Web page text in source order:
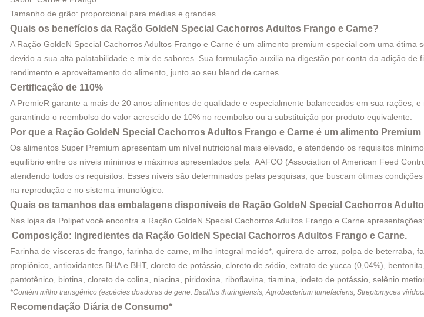
Tamanho de grão: proporcional para médias e grandes
Quais os benefícios da Ração GoldeN Special Cachorros Adultos Frango e Carne?
A Ração GoldeN Special Cachorros Adultos Frango e Carne é um alimento premium especial com uma
devido a sua alta palatabilidade e mix de sabores. Sua formulação auxilia na digestão por conta da adição
rendimento e aproveitamento do alimento, junto ao seu blend de carnes.
Certificação de 110%
A PremieR garante a mais de 20 anos alimentos de qualidade e especialmente balanceados em sua rações,
garantindo o reembolso do valor acrescido de 10% no reembolso ou a substituição por produto equivalente.
Por que a Ração GoldeN Special Cachorros Adultos Frango e Carne é um alimento Premium
Os alimentos Super Premium apresentam um nível nutricional mais elevado, e atendendo os requisitos
equilíbrio entre os níveis mínimos e máximos apresentados pela AAFCO (Association of American Feed
atendendo todos os requisitos. Esses níveis são determinados pelas pesquisas, que buscam ótimas
na reprodução e no sistema imunológico.
Quais os tamanhos das embalagens disponíveis de Ração GoldeN Special Cachorros
Nas lojas da Polipet você encontra a Ração GoldeN Special Cachorros Adultos Frango e Carne apresentações:
Composição: Ingredientes da Ração GoldeN Special Cachorros Adultos Frango e Carne.
Farinha de vísceras de frango, farinha de carne, milho integral moído*, quirera de arroz, polpa de
propiônico, antioxidantes BHA e BHT, cloreto de potássio, cloreto de sódio, extrato de yucca (0,04%),
pantotênico, biotina, cloreto de colina, niacina, piridoxina, riboflavina, tiamina, iodeto de potássio, selênio
*Contém milho transgênico (espécies doadoras de gene: Bacillus thuringiensis, Agrobacterium tumefaciens, Streptomyces
Recomendação Diária de Consumo*